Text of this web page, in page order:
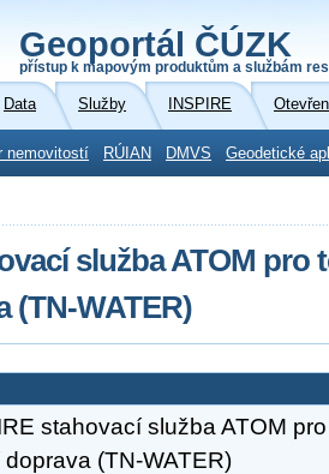
Geoportál ČÚZK
přístup k mapovým produktům a službám
Data Služby INSPIRE
nemovitostí RÚIAN DMVS Geodetické
služba ATOM pro
(TN-WATER)
stahovací služba ATOM
(TN-WATER)